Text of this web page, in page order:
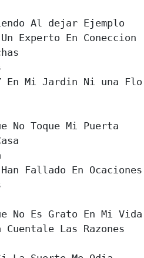
Al dejar Ejemplo
Experto En Coneccion
En Mi Jardin Ni una
No Toque Mi Puerta
Fallado En Ocaciones
No Es Grato En Mi Vida
Cuentale Las Razones